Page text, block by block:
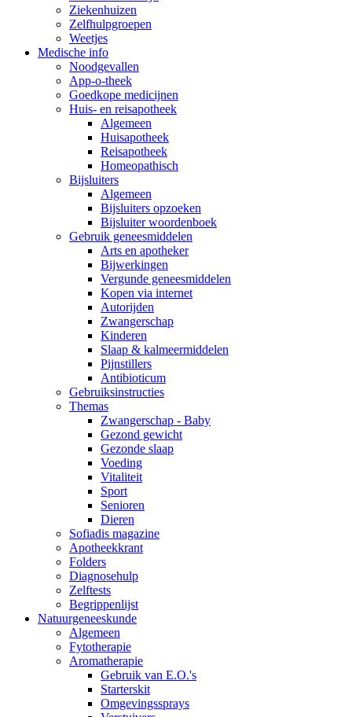
Ziekenhuizen
Zelfhulpgroepen
Weetjes
Medische info
Noodgevallen
App-o-theek
Goedkope medicijnen
Huis- en reisapotheek
Algemeen
Huisapotheek
Reisapotheek
Homeopathisch
Bijsluiters
Algemeen
Bijsluiters opzoeken
Bijsluiter woordenboek
Gebruik geneesmiddelen
Arts en apotheker
Bijwerkingen
Vergunde geneesmiddelen
Kopen via internet
Autorijden
Zwangerschap
Kinderen
Slaap & kalmeermiddelen
Pijnstillers
Antibioticum
Gebruiksinstructies
Themas
Zwangerschap - Baby
Gezond gewicht
Gezonde slaap
Voeding
Vitaliteit
Sport
Senioren
Dieren
Sofiadis magazine
Apotheekkrant
Folders
Diagnosehulp
Zelftests
Begrippenlijst
Natuurgeneeskunde
Algemeen
Fytotherapie
Aromatherapie
Gebruik van E.O.'s
Starterskit
Omgevingssprays